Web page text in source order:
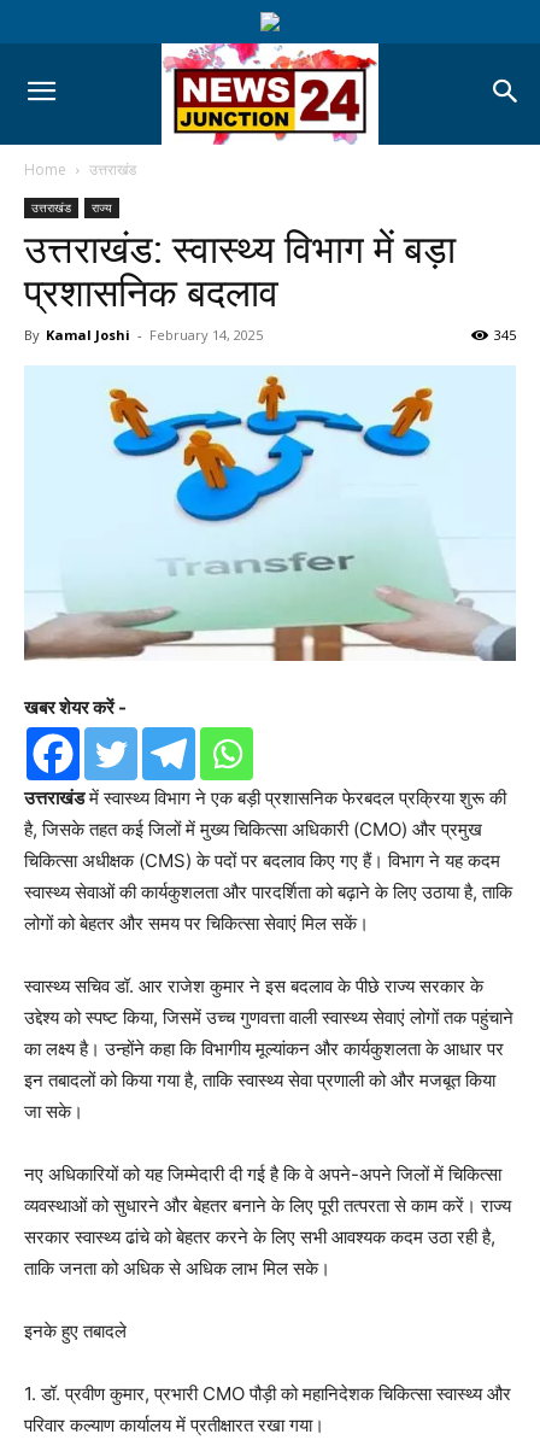
Home उत्तराखंड
उत्तराखंड राज्य
उत्तराखंड: स्वास्थ्य विभाग में बड़ा
प्रशासनिक बदलाव
By Kamal Joshi - February 14, 2025 345
खबर शेयर करें -
उत्तराखंडमें स्वास्थ्य विभाग ने एक बड़ी प्रशासनिक फेरबदल प्रक्रिया शुरू की
है, जिसके तहत कई जिलों में मुख्य चिकित्सा अधिकारी (CMO) और प्रमुख
चिकित्सा अधीक्षक (CMS) के पदों पर बदलाव किए गए हैं। विभाग ने यह कदम
स्वास्थ्य सेवाओं की कार्यकुशलता और पारदर्शिता को बढ़ाने के लिए उठाया है, ताकि
लोगों को बेहतर और समय पर चिकित्सा सेवाएं मिल सकें।
स्वास्थ्य सचिव डॉ. आर राजेश कुमार ने इस बदलाव के पीछे राज्य सरकार के
उद्देश्य को स्पष्ट किया, जिसमें उच्च गुणवत्ता वाली स्वास्थ्य सेवाएं लोगों तक पहुंचाने
का लक्ष्य है। उन्होंने कहा कि विभागीय मूल्यांकन और कार्यकुशलता के आधार पर
इन तबादलों को किया गया है, ताकि स्वास्थ्य सेवा प्रणाली को और मजबूत किया
जा सके।
नए अधिकारियों को यह जिम्मेदारी दी गई है कि वे अपने-अपने जिलों में चिकित्सा
व्यवस्थाओं को सुधारने और बेहतर बनाने के लिए पूरी तत्परता से काम करें। राज्य
सरकार स्वास्थ्य ढांचे को बेहतर करने के लिए सभी आवश्यक कदम उठा रही है,
ताकि जनता को अधिक से अधिक लाभ मिल सके।
इनके हुए तबादले
1. डॉ. प्रवीण कुमार, प्रभारी CMO पौड़ी को महानिदेशक चिकित्सा स्वास्थ्य और
परिवार कल्याण कार्यालय में प्रतीक्षारत रखा गया।